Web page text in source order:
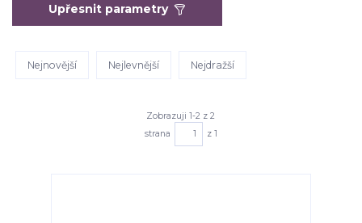
Upřesnit parametry
Nejnovější Nejlevnější Nejdražší
Zobrazuji 1-2 z 2
strana
z 1